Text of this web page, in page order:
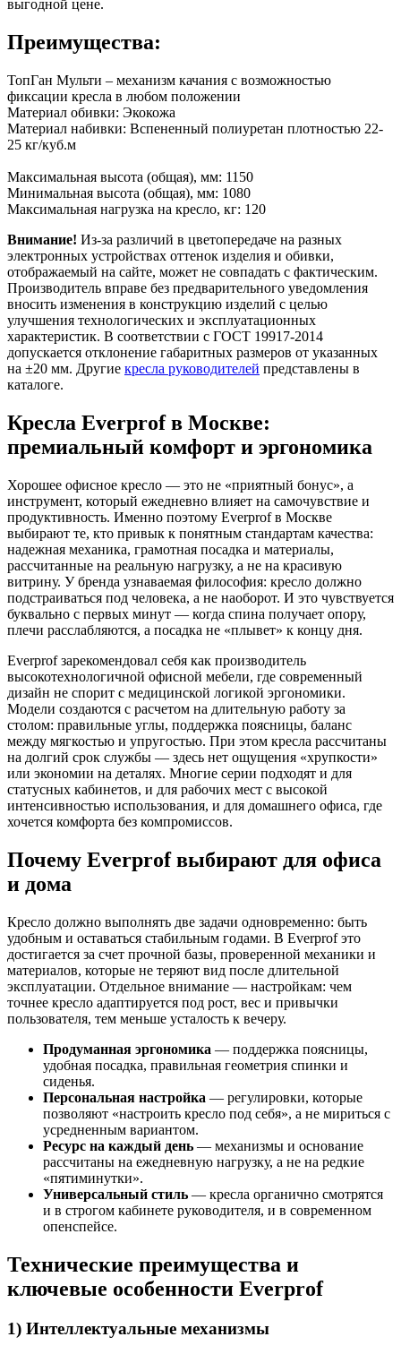
выгодной цене.
Преимущества:
ТопГан Мульти – механизм качания с возможностью
фиксации кресла в любом положении
Материал обивки: Экокожа
Материал набивки: Вспененный полиуретан плотностью 22-
25 кг/куб.м
Максимальная высота (общая), мм: 1150
Минимальная высота (общая), мм: 1080
Максимальная нагрузка на кресло, кг: 120
Внимание! Из-за различий в цветопередаче на разных
электронных устройствах оттенок изделия и обивки,
отображаемый на сайте, может не совпадать с фактическим.
Производитель вправе без предварительного уведомления
вносить изменения в конструкцию изделий с целью
улучшения технологических и эксплуатационных
характеристик. В соответствии с ГОСТ 19917-2014
допускается отклонение габаритных размеров от указанных
на ±20 мм. Другие кресла руководителей представлены в
каталоге.
Кресла Everprof в Москве:
премиальный комфорт и эргономика
Хорошее офисное кресло — это не «приятный бонус», а
инструмент, который ежедневно влияет на самочувствие и
продуктивность. Именно поэтому Everprof в Москве
выбирают те, кто привык к понятным стандартам качества:
надежная механика, грамотная посадка и материалы,
рассчитанные на реальную нагрузку, а не на красивую
витрину. У бренда узнаваемая философия: кресло должно
подстраиваться под человека, а не наоборот. И это чувствуется
буквально с первых минут — когда спина получает опору,
плечи расслабляются, а посадка не «плывет» к концу дня.
Everprof зарекомендовал себя как производитель
высокотехнологичной офисной мебели, где современный
дизайн не спорит с медицинской логикой эргономики.
Модели создаются с расчетом на длительную работу за
столом: правильные углы, поддержка поясницы, баланс
между мягкостью и упругостью. При этом кресла рассчитаны
на долгий срок службы — здесь нет ощущения «хрупкости»
или экономии на деталях. Многие серии подходят и для
статусных кабинетов, и для рабочих мест с высокой
интенсивностью использования, и для домашнего офиса, где
хочется комфорта без компромиссов.
Почему Everprof выбирают для офиса
и дома
Кресло должно выполнять две задачи одновременно: быть
удобным и оставаться стабильным годами. В Everprof это
достигается за счет прочной базы, проверенной механики и
материалов, которые не теряют вид после длительной
эксплуатации. Отдельное внимание — настройкам: чем
точнее кресло адаптируется под рост, вес и привычки
пользователя, тем меньше усталость к вечеру.
Продуманная эргономика — поддержка поясницы,
удобная посадка, правильная геометрия спинки и
сиденья.
Персональная настройка — регулировки, которые
позволяют «настроить кресло под себя», а не мириться с
усредненным вариантом.
Ресурс на каждый день — механизмы и основание
рассчитаны на ежедневную нагрузку, а не на редкие
«пятиминутки».
Универсальный стиль — кресла органично смотрятся
и в строгом кабинете руководителя, и в современном
опенспейсе.
Технические преимущества и
ключевые особенности Everprof
1) Интеллектуальные механизмы